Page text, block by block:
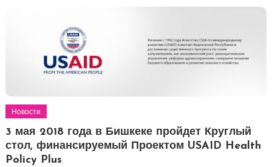
Новости
3 мая 2018 года в Бишкеке пройдет Круглый
стол, финансируемый Проектом USAID Health
Policy Plus